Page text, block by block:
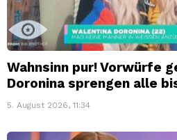
Wahnsinn pur! Vorwürfe
Doronina sprengen alle
5. August 2026, 11:34